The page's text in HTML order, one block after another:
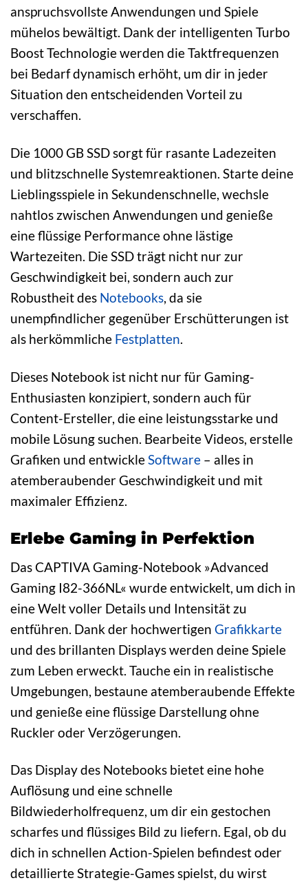
anspruchsvollste Anwendungen und Spiele
mühelos bewältigt. Dank der intelligenten Turbo
Boost Technologie werden die Taktfrequenzen
bei Bedarf dynamisch erhöht, um dir in jeder
Situation den entscheidenden Vorteil zu
verschaffen.
Die 1000 GB SSD sorgt für rasante Ladezeiten
und blitzschnelle Systemreaktionen. Starte deine
Lieblingsspiele in Sekundenschnelle, wechsle
nahtlos zwischen Anwendungen und genieße
eine flüssige Performance ohne lästige
Wartezeiten. Die SSD trägt nicht nur zur
Geschwindigkeit bei, sondern auch zur
Robustheit des Notebooks, da sie
unempfindlicher gegenüber Erschütterungen ist
als herkömmliche Festplatten.
Dieses Notebook ist nicht nur für Gaming-
Enthusiasten konzipiert, sondern auch für
Content-Ersteller, die eine leistungsstarke und
mobile Lösung suchen. Bearbeite Videos, erstelle
Grafiken und entwickleSoftware – alles in
atemberaubender Geschwindigkeit und mit
maximaler Effizienz.
Erlebe Gaming in Perfektion
Das CAPTIVA Gaming-Notebook »Advanced
Gaming I82-366NL« wurde entwickelt, um dich in
eine Welt voller Details und Intensität zu
entführen. Dank der hochwertigen Grafikkarte
und des brillanten Displays werden deine Spiele
zum Leben erweckt. Tauche ein in realistische
Umgebungen, bestaune atemberaubende Effekte
und genieße eine flüssige Darstellung ohne
Ruckler oder Verzögerungen.
Das Display des Notebooks bietet eine hohe
Auflösung und eine schnelle
Bildwiederholfrequenz, um dir ein gestochen
scharfes und flüssiges Bild zu liefern. Egal, ob du
dich in schnellen Action-Spielen befindest oder
detaillierte Strategie-Games spielst, du wirst